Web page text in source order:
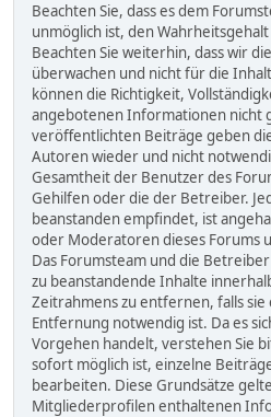
Beachten Sie, dass es dem
unmöglich ist, den
Beachten Sie weiterhin, dass wir
überwachen und nicht für die
können die Richtigkeit,
angebotenen Informationen nicht
veröffentlichten Beiträge geben
Autoren wieder und nicht
Gesamtheit der Benutzer des
Gehilfen oder die der Betreiber.
beanstanden empfindet, ist
oder Moderatoren dieses Forums
Das Forumsteam und die
zu beanstandende Inhalte
Zeitrahmens zu entfernen, falls sie
Entfernung notwendig ist. Da es
Vorgehen handelt, verstehen Sie
sofort möglich ist, einzelne
bearbeiten. Diese Grundsätze
Mitgliederprofilen enthaltenen